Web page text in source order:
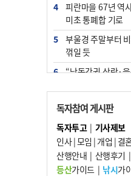
4
피란마을 67년 역
미초 통폐합 기로
5
부울경 주말부터
꺾일 듯
6
“낙동강권 삼락·
7
오늘의 날씨- 2026
8
외국인 선원 ‘인신
우려가 현실로
9
[사설] 해수부 신청
수도 도약의 전환점
독자참여 게시판
독자투고| 기사제보
인사|모임 | 개업 | 결
산행안내 | 산행후기 |
등산가이드| 낚시가